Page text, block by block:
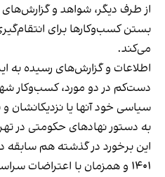
از طرف دیگر، شواهد و
بستن کسب‌وکارها برای
می‌کند.
اطلاعات و گزارش‌های رسیده به
دست‌کم در دو مورد، کسب‌وکار
سیاسی خود آنها یا نزدیکانشان و
به دستور نهادهای حکومتی در
این برخورد در گذشته هم سابقه
۱۴۰۱ و همزمان با اعتراضات